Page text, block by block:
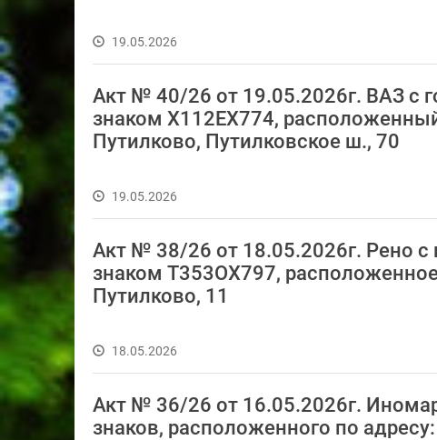
19.05.2026
Акт № 40/26 от 19.05.2026г. ВАЗ с
знаком Х112ЕХ774,
Путилково, Путилковское ш., 70
19.05.2026
Акт № 38/26 от 18.05.2026г. Рено
знаком Т353ОХ797,
Путилково, 11
18.05.2026
Акт № 36/26 от 16.05.2026г.
знаков, расположенного по